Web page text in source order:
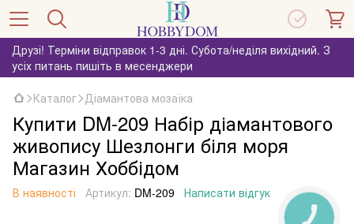
Друзі! Терміни відправок 1-3 дні. Субота/неділя вихідний. З
усіх питань пишіть в месенджери
Каталог Діамантова мозаїка
Купити DM-209 Набір діамантового
живопису Шезлонги біля моря
Магазин Хоббідом
В наявності Артикул: DM-209 Написати відгук
КНОПКА
ЗВ'ЯЗКУ